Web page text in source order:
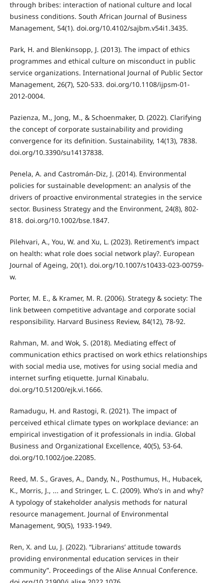
through bribes: interaction of national culture and local
business conditions. South African Journal of Business
Management, 54(1). doi.org/10.4102/sajbm.v54i1.3435.
Park, H. and Blenkinsopp, J. (2013). The impact of ethics
programmes and ethical culture on misconduct in public
service organizations. International Journal of Public Sector
Management, 26(7), 520-533. doi.org/10.1108/ijpsm-01-
2012-0004.
Pazienza, M., Jong, M., & Schoenmaker, D. (2022). Clarifying
the concept of corporate sustainability and providing
convergence for its definition. Sustainability, 14(13), 7838.
doi.org/10.3390/su14137838.
Penela, A. and Castromán-Diz, J. (2014). Environmental
policies for sustainable development: an analysis of the
drivers of proactive environmental strategies in the service
sector. Business Strategy and the Environment, 24(8), 802-
818. doi.org/10.1002/bse.1847.
Pilehvari, A., You, W. and Xu, L. (2023). Retirement’s impact
on health: what role does social network play?. European
Journal of Ageing, 20(1). doi.org/10.1007/s10433-023-00759-
w.
Porter, M. E., & Kramer, M. R. (2006). Strategy & society: The
link between competitive advantage and corporate social
responsibility. Harvard Business Review, 84(12), 78-92.
Rahman, M. and Wok, S. (2018). Mediating effect of
communication ethics practised on work ethics relationships
with social media use, motives for using social media and
internet surfing etiquette. Jurnal Kinabalu.
doi.org/10.51200/ejk.vi.1666.
Ramadugu, H. and Rastogi, R. (2021). The impact of
perceived ethical climate types on workplace deviance: an
empirical investigation of it professionals in india. Global
Business and Organizational Excellence, 40(5), 53-64.
doi.org/10.1002/joe.22085.
Reed, M. S., Graves, A., Dandy, N., Posthumus, H., Hubacek,
K., Morris, J., ... and Stringer, L. C. (2009). Who's in and why?
A typology of stakeholder analysis methods for natural
resource management. Journal of Environmental
Management, 90(5), 1933-1949.
Ren, X. and Lu, J. (2022). “Librarians’ attitude towards
providing environmental education services in their
community”. Proceedings of the Alise Annual Conference.